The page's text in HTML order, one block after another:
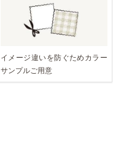
イメージ違いを防ぐためカラー
サンプルご用意